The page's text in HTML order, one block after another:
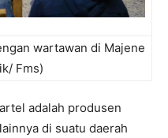
wartawan di Majene
Fms)
adalah produsen
di suatu daerah